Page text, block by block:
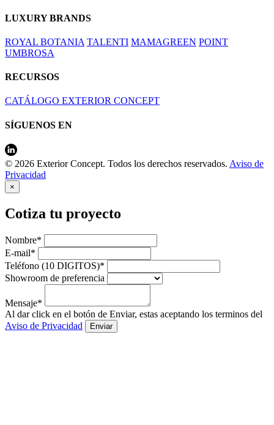
LUXURY BRANDS
ROYAL BOTANIA TALENTI MAMAGREEN POINT
UMBROSA
RECURSOS
CATÁLOGO EXTERIOR CONCEPT
SÍGUENOS EN
© 2026 Exterior Concept. Todos los derechos reservados. Aviso de
Privacidad
×
Cotiza tu proyecto
Nombre*
E-mail*
Teléfono (10 DIGITOS)*
Showroom de preferencia
Mensaje*
Al dar click en el botón de Enviar, estas aceptando los terminos del
Aviso de Privacidad